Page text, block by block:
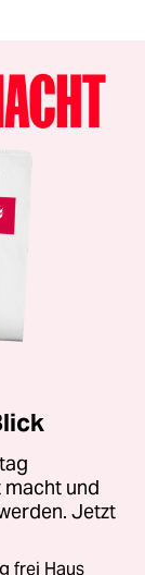
und
Jetzt
frei Haus